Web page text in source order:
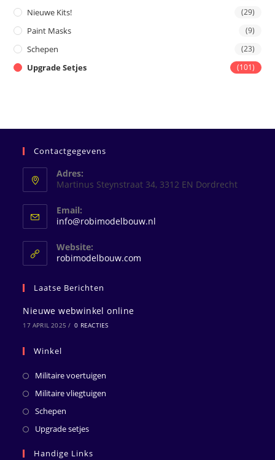
Nieuwe Kits! (29)
Paint Masks (9)
Schepen (23)
Upgrade Setjes (101)
Contactgegevens
Adres:
Martinus Steynstraat 34, 3312 EN Dordrecht
Email:
info@robimodelbouw.nl
Website:
robimodelbouw.com
Laatse Berichten
Nieuwe webwinkel online
17 APRIL 2025 / 0 REACTIES
Winkel
Militaire voertuigen
Militaire vliegtuigen
Schepen
Upgrade setjes
Handige Links